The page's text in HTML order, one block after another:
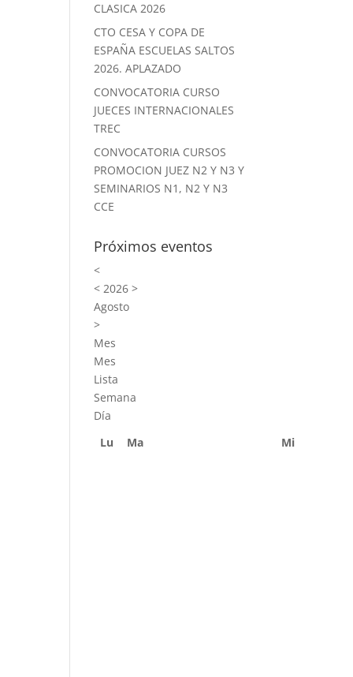
CLASICA 2026
CTO CESA Y COPA DE
ESPAÑA ESCUELAS SALTOS
2026. APLAZADO
CONVOCATORIA CURSO
JUECES INTERNACIONALES
TREC
CONVOCATORIA CURSOS
PROMOCION JUEZ N2 Y N3 Y
SEMINARIOS N1, N2 Y N3
CCE
Próximos eventos
<
< 2026>
Agosto
>
Mes
Mes
Lista
Semana
Día
Lu
Ma Mi